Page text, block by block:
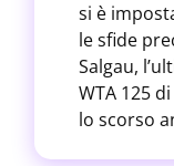
si è
le sfide
Salgau,
WTA 125
lo scorso